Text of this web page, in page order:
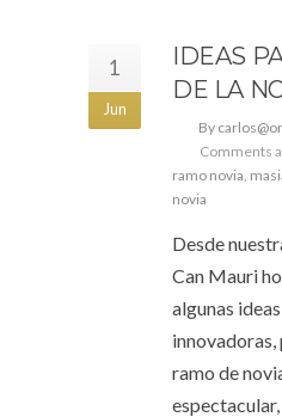
1
Jun
IDEAS
DE LA
By
Comments
ramo novia,
novia
Desde
Can Mauri
algunas
ramo de
espectacular,